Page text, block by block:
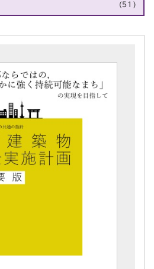
(51)